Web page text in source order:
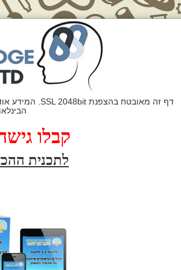
קבלו גיש
לתכנית הה